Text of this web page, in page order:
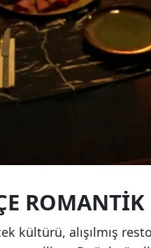
kültürü, alışılmış